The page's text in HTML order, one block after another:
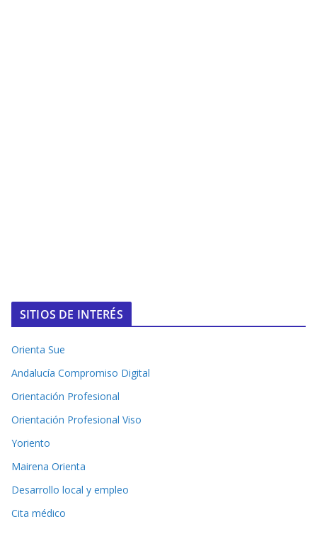
SITIOS DE INTERÉS
Orienta Sue
Andalucía Compromiso Digital
Orientación Profesional
Orientación Profesional Viso
Yoriento
Mairena Orienta
Desarrollo local y empleo
Cita médico